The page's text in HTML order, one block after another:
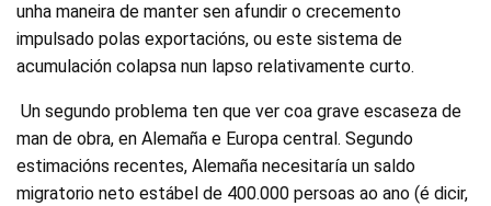
unha maneira de manter sen afundir o crecemento
impulsado polas exportacións, ou este sistema de
acumulación colapsa nun lapso relativamente curto.
Un segundo problema ten que ver coa grave escaseza de
man de obra, en Alemaña e Europa central. Segundo
estimacións recentes, Alemaña necesitaría un saldo
migratorio neto estábel de 400.000 persoas ao ano (é dicir,